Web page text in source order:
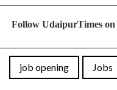
Follow UdaipurTimes on
job opening Jobs